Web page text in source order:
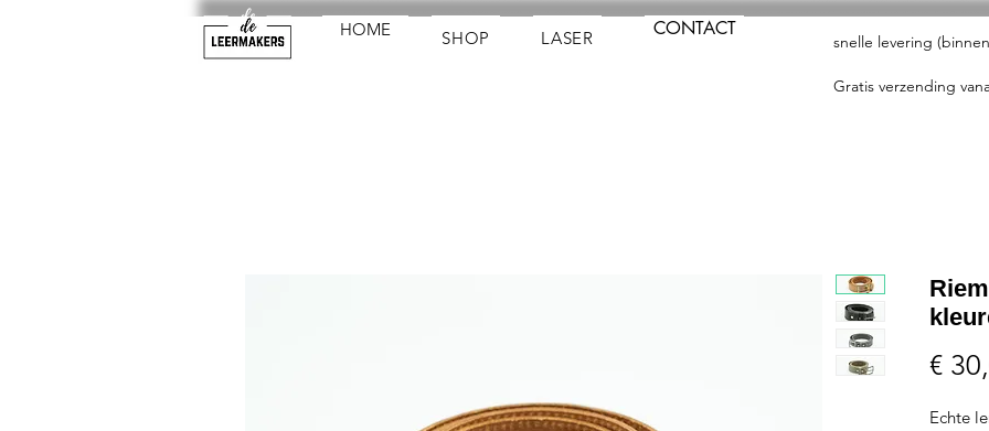
snelle levering
HOME CONTACT
LASER
SHOP
Gratis verzending
€
Echte